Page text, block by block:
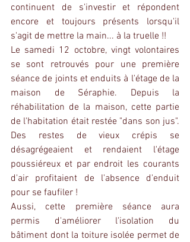
continuent de s'investir et répondent
encore et toujours présents lorsqu'il
s'agit de mettre la main... à la truelle !!
Le samedi 12 octobre, vingt volontaires
se sont retrouvés pour une première
séance de joints et enduits à l'étage de la
maison de Séraphie. Depuis la
réhabilitation de la maison, cette partie
de l'habitation était restée "dans son jus".
Des restes de vieux crépis se
désagrégeaient et rendaient l'étage
poussiéreux et par endroit les courants
d'air profitaient de l'absence d'enduit
pour se faufiler !
Aussi, cette première séance aura
permis d'améliorer l'isolation du
bâtiment dont la toiture isolée permet de